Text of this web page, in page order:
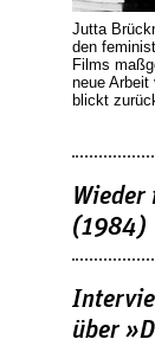
Jutta
den
Films
neue
blickt
Wieder
(1984)
über